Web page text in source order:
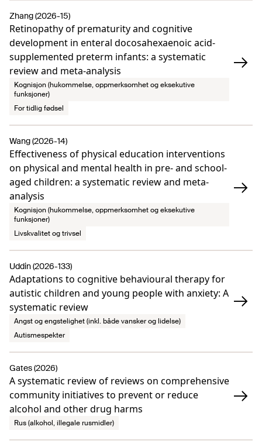
Retinopathy of prematurity and cognitive
development in enteral docosahexaenoic acid-
supplemented preterm infants: a systematic
review and meta-analysis
Zhang (2026-15)
Kognisjon (hukommelse, oppmerksomhet og eksekutive
funksjoner)
For tidlig fødsel
Effectiveness of physical education interventions
on physical and mental health in pre- and school-
aged children: a systematic review and meta-
analysis
Wang (2026-14)
Kognisjon (hukommelse, oppmerksomhet og eksekutive
funksjoner)
Livskvalitet og trivsel
Adaptations to cognitive behavioural therapy for
autistic children and young people with anxiety: A
systematic review
Uddin (2026-133)
Angst og engstelighet (inkl. både vansker og lidelse)
Autismespekter
A systematic review of reviews on comprehensive
community initiatives to prevent or reduce
alcohol and other drug harms
Gates (2026)
Rus (alkohol, illegale rusmidler)